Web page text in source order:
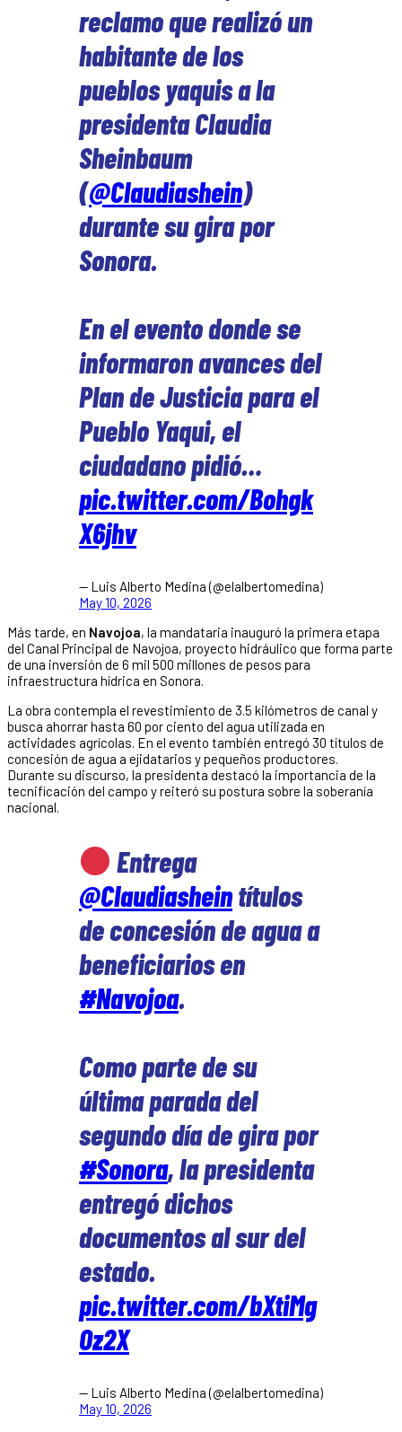
reclamo que realizó un
habitante de los
pueblos yaquis a la
presidenta Claudia
Sheinbaum
(@Claudiashein)
durante su gira por
Sonora.
En el evento donde se
informaron avances del
Plan de Justicia para el
Pueblo Yaqui, el
ciudadano pidió…
pic.twitter.com/Bohgk
X6jhv
— Luis Alberto Medina (@elalbertomedina)
May 10, 2026
Más tarde, en Navojoa, la mandataria inauguró la primera etapa
del Canal Principal de Navojoa, proyecto hidráulico que forma parte
de una inversión de 6 mil 500 millones de pesos para
infraestructura hídrica en Sonora.
La obra contempla el revestimiento de 3.5 kilómetros de canal y
busca ahorrar hasta 60 por ciento del agua utilizada en
actividades agrícolas. En el evento también entregó 30 títulos de
concesión de agua a ejidatarios y pequeños productores.
Durante su discurso, la presidenta destacó la importancia de la
tecnificación del campo y reiteró su postura sobre la soberanía
nacional.
Entrega
@Claudiasheintítulos
de concesión de agua a
beneficiarios en
#Navojoa.
Como parte de su
última parada del
segundo día de gira por
#Sonora, la presidenta
entregó dichos
documentos al sur del
estado.
pic.twitter.com/bXtiMg
Oz2X
— Luis Alberto Medina (@elalbertomedina)
May 10, 2026